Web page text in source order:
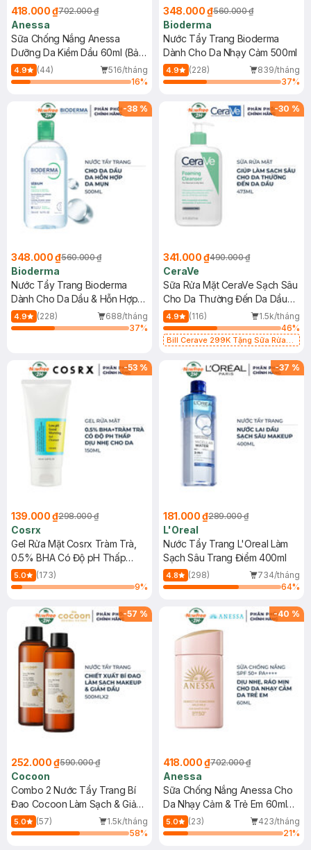
418.000 ₫702.000 ₫
Anessa
Sữa Chống Nắng Anessa
Dưỡng Da Kiềm Dầu 60ml (Bản
Mới)
4.9 (44)
516/tháng
16%
348.000 ₫560.000 ₫
Bioderma
Nước Tẩy Trang Bioderma
Dành Cho Da Nhạy Cảm 500ml
4.9 (228)
839/tháng
37%
-38 %
348.000 ₫560.000 ₫
Bioderma
Nước Tẩy Trang Bioderma
Dành Cho Da Dầu & Hỗn Hợp
500ml
4.9 (228)
688/tháng
37%
-30 %
341.000 ₫490.000 ₫
CeraVe
Sữa Rửa Mặt CeraVe Sạch Sâu
Cho Da Thường Đến Da Dầu
473ml
4.9 (116)
1.5k/tháng
46%
Bill Cerave 299K Tặng Sữa Rửa
-53 %
139.000 ₫298.000 ₫
Cosrx
Gel Rửa Mặt Cosrx Tràm Trà,
0.5% BHA Có Độ pH Thấp
150ml
5.0
(173)
9%
-37 %
181.000 ₫289.000 ₫
L'Oreal
Nước Tẩy Trang L'Oreal Làm
Sạch Sâu Trang Điểm 400ml
4.8 (298)
734/tháng
64%
-57 %
252.000 ₫590.000 ₫
Cocoon
Combo 2 Nước Tẩy Trang Bí
Đao Cocoon Làm Sạch & Giảm
Dầu 500ml
5.0 (57)
1.5k/tháng
58%
-40 %
418.000 ₫702.000 ₫
Anessa
Sữa Chống Nắng Anessa Cho
Da Nhạy Cảm & Trẻ Em 60ml
(Mới)
5.0 (23)
423/tháng
21%